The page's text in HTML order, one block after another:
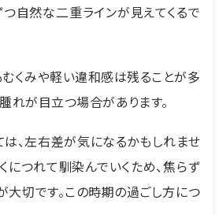
自然な二重ラインが見えてくるで
むくみや軽い違和感は残ることが多
れが目立つ場合があります。
は、左右差が気になるかもしれませ
につれて馴染んでいくため、焦らず
大切です。この時期の過ごし方につ